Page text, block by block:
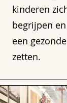
kinderen
begrijpen
een
zetten.